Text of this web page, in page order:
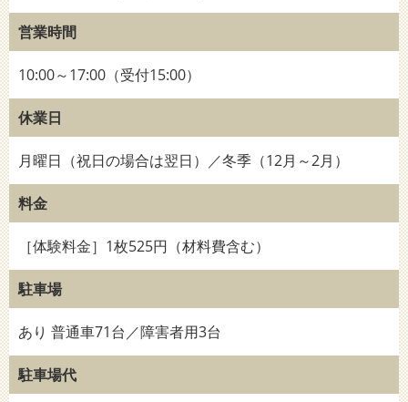
営業時間
10:00～17:00（受付15:00）
休業日
月曜日（祝日の場合は翌日）／冬季（12月～2月）
料金
［体験料金］1枚525円（材料費含む）
駐車場
あり 普通車71台／障害者用3台
駐車場代